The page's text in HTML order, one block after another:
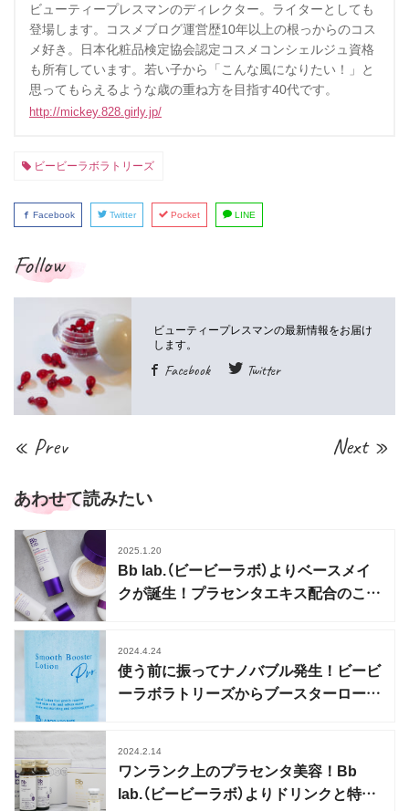
ビューティープレスマンのディレクター。ライターとしても
登場します。コスメブログ運営歴10年以上の根っからのコス
メ好き。日本化粧品検定協会認定コスメコンシェルジュ資格
も所有しています。若い子から「こんな風になりたい！」と
思ってもらえるような歳の重ね方を目指す40代です。
http://mickey.828.girly.jp/
ビービーラボラトリーズ
Facebook Twitter Pocket LINE
Follow
Facebook Twitter
« Prev Next »
あわせて読みたい
2025.1.20
Bb lab.（ビービーラボ）よりベースメイ
クが誕生！プラセンタエキス配合のこだ
2024.4.24
使う前に振ってナノバブル発生！ビービ
ーラボラトリーズからブースターローシ
2024.2.14
ワンランク上のプラセンタ美容！Bb
lab.（ビービーラボ）よりドリンクと特濃